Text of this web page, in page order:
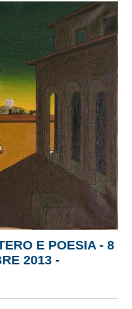
E POESIA - 8
2013 -